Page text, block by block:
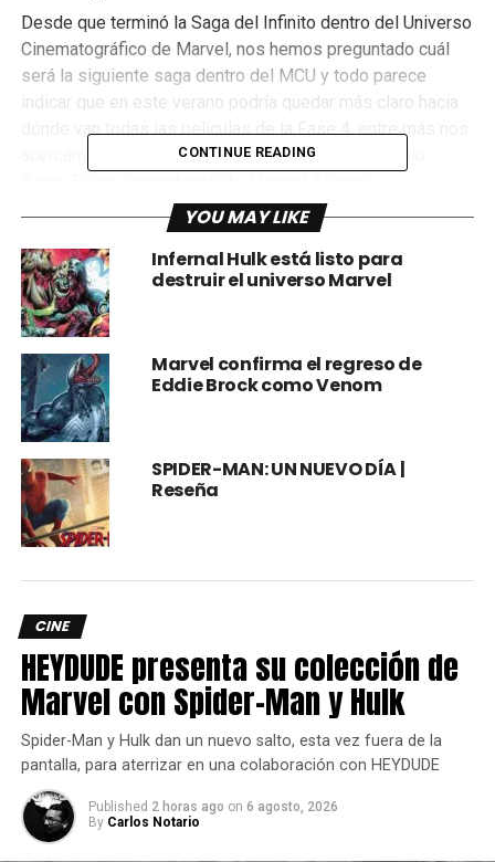
Desde que terminó la Saga del Infinito dentro del Universo
Cinematográfico de Marvel, nos hemos preguntado cuál
será la siguiente saga dentro del MCU y todo parece
indicar que en este verano podría quedar más claro hacia
acercamos a su fin; tal como lo ha revelado el propio
CONTINUE READING
YOU MAY LIKE
Infernal Hulk está listo para
destruir el universo Marvel
Marvel confirma el regreso de
Eddie Brock como Venom
SPIDER-MAN: UN NUEVO DÍA |
Reseña
CINE
HEYDUDE presenta su colección de
Marvel con Spider-Man y Hulk
Spider-Man y Hulk dan un nuevo salto, esta vez fuera de la
pantalla, para aterrizar en una colaboración con HEYDUDE
Published 2 horas ago on 6 agosto, 2026
By Carlos Notario